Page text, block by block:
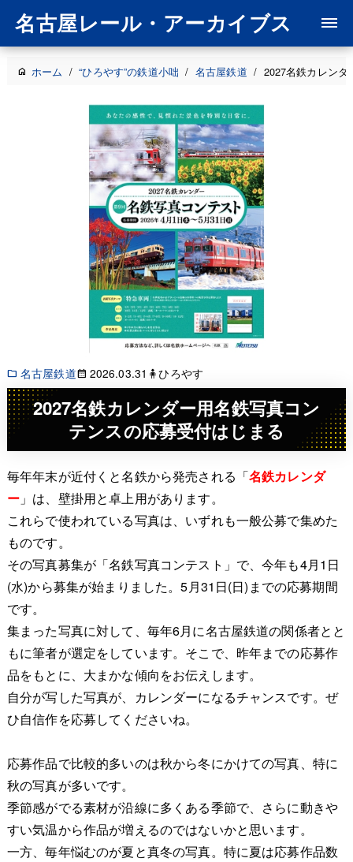
名古屋レール・アーカイブス
ホーム /“ひろやす”の鉄道小咄 / 名古屋鉄道 / 2027名鉄カレン
名古屋鉄道 2026.03.31 🧍ひろやす
2027名鉄カレンダー用名鉄写真コン
テンスの応募受付はじまる
毎年年末が近付くと名鉄から発売される「名鉄カレンダ
ー 」は、壁掛用と卓上用があります。
これらで使われている写真は、いずれも一般公募で集めた
ものです。
その写真募集が「名鉄写真コンテスト」で、今年も4月1日
(水)から募集が始まりました。5月31日(日)までの応募期間
です。
集まった写真に対して、毎年6月に名古屋鉄道の関係者とと
もに筆者が選定をしています。そこで、昨年までの応募作
品をもとに、大まかな傾向をお伝えします。
自分が写した写真が、カレンダーになるチャンスです。ぜ
ひ自信作を応募してくださいね。
応募作品で比較的多いのは秋から冬にかけての写真、特に
秋の写真が多いです。
季節感がでる素材が沿線に多くある季節で、さらに動きや
すい気温から作品が増えるのではないかと思います。
一方、毎年悩むのが夏と真冬の写真。特に夏は応募作品数